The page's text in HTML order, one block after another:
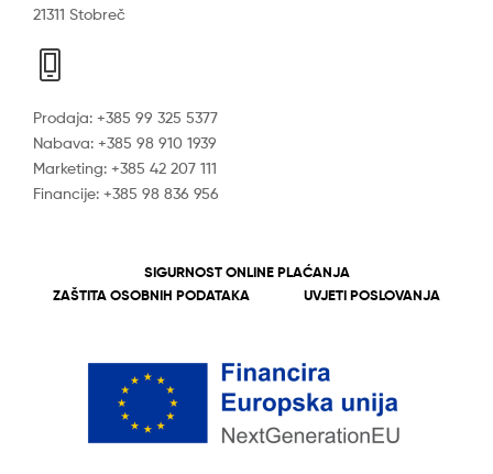
21311 Stobreč
Prodaja: +385 99 325 5377
Nabava: +385 98 910 1939
Marketing: +385 42 207 111
Financije: +385 98 836 956
SIGURNOST ONLINE PLAĆANJA
ZAŠTITA OSOBNIH PODATAKA
UVJETI POSLOVANJA